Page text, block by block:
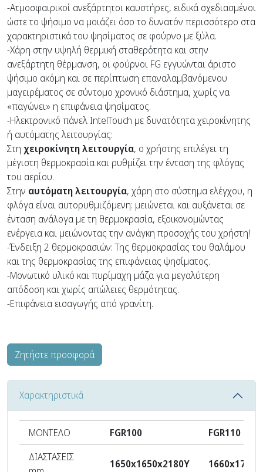
-Ατμοσφαιρικοί ανεξάρτητοι καυστήρες, ειδικά σχεδιασμένοι
ώστε το ψήσιμο να μοιάζει όσο το δυνατόν περισσότερο στα
χαρακτηριστικά του ψησίματος σε φούρνο με ξύλα.
-Χάρη στην υψηλή θερμική σταθερότητα και στην
ανεξάρτητη θέρμανση, οι φούρνοι FG εγγυώνται άριστο
ψήσιμο ακόμη και σε περίπτωση επαναλαμβανόμενου
μαγειρέματος σε σύντομο χρονικό διάστημα, χωρίς να
«παγώνει» η επιφάνεια ψησίματος.
-Ηλεκτρονικό πάνελ IntelTouch με δυνατότητα χειροκίνητης
ή αυτόματης λειτουργίας:
Στη χειροκίνητη λειτουργία, ο χρήστης επιλέγει τη
μέγιστη θερμοκρασία και ρυθμίζει την ένταση της φλόγας
του αερίου.
Στην αυτόματη λειτουργία, χάρη στο σύστημα ελέγχου, η
φλόγα είναι αυτορυθμιζόμενη: μειώνεται και αυξάνεται σε
ένταση ανάλογα με τη θερμοκρασία, εξοικονομώντας
ενέργεια και μειώνοντας την ανάγκη προσοχής του χρήστη!
-Ένδειξη 2 θερμοκρασιών: Της θερμοκρασίας του θαλάμου
και της θερμοκρασίας της επιφάνειας ψησίματος.
-Μονωτικό υλικό και πυρίμαχη μάζα για μεγαλύτερη
απόδοση και χωρίς απώλειες θερμότητας.
-Επιφάνεια εισαγωγής από γρανίτη.
Ζητήστε προσφορά
Χαρακτηριστικά
ΜΟΝΤΕΛΟ FGR100
FGR110
ΔΙΑΣΤΑΣΕΙΣ
1650x1650x2180Υ